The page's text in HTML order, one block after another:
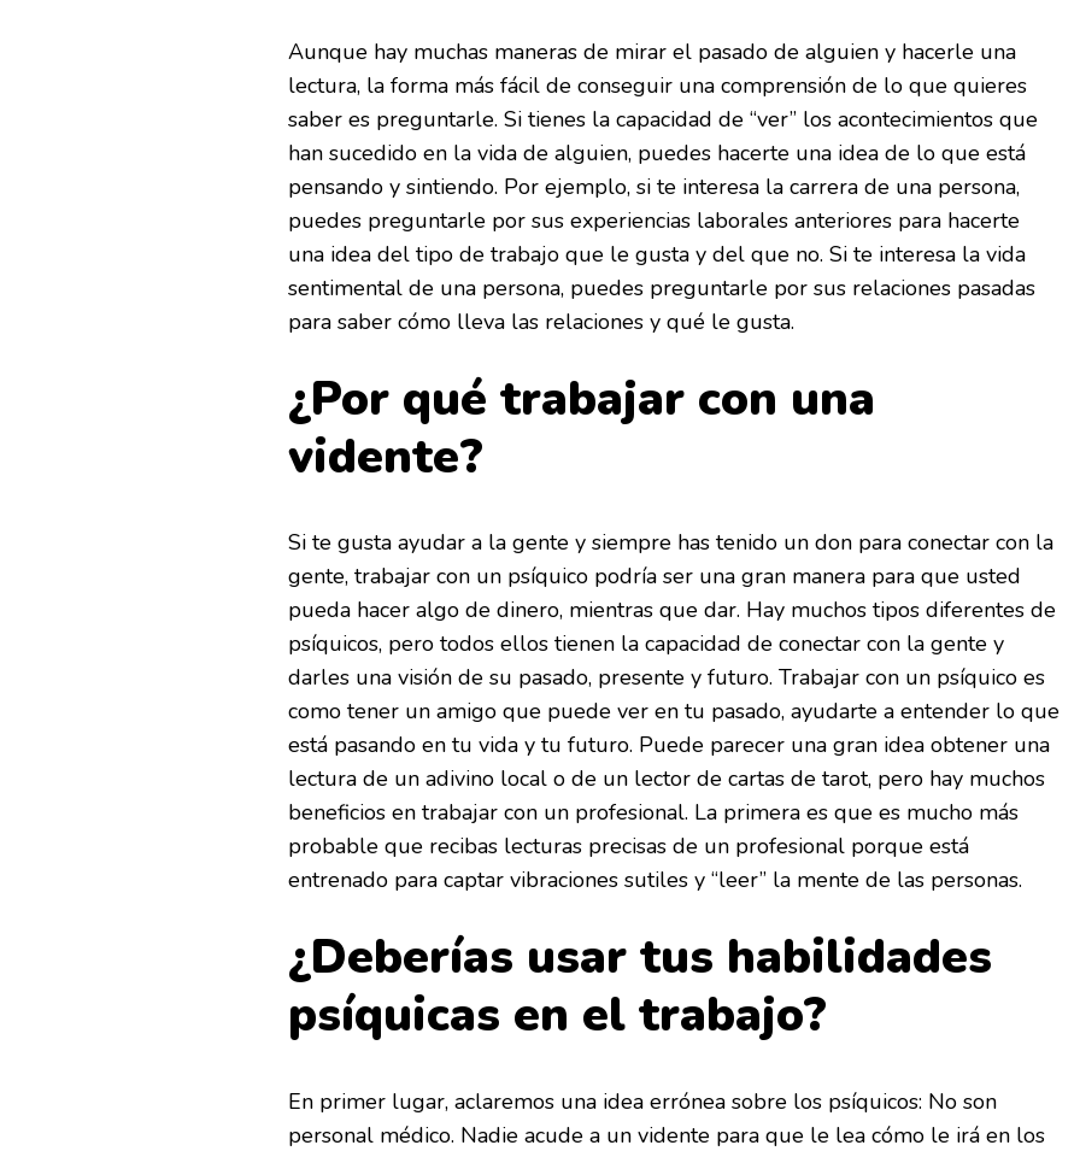
Aunque hay muchas maneras de mirar el pasado de alguien y hacerle una
lectura, la forma más fácil de conseguir una comprensión de lo que quieres
saber es preguntarle. Si tienes la capacidad de “ver” los acontecimientos que
han sucedido en la vida de alguien, puedes hacerte una idea de lo que está
pensando y sintiendo. Por ejemplo, si te interesa la carrera de una persona,
puedes preguntarle por sus experiencias laborales anteriores para hacerte
una idea del tipo de trabajo que le gusta y del que no. Si te interesa la vida
sentimental de una persona, puedes preguntarle por sus relaciones pasadas
para saber cómo lleva las relaciones y qué le gusta.
¿Por qué trabajar con una
vidente?
Si te gusta ayudar a la gente y siempre has tenido un don para conectar con la
gente, trabajar con un psíquico podría ser una gran manera para que usted
pueda hacer algo de dinero, mientras que dar. Hay muchos tipos diferentes de
psíquicos, pero todos ellos tienen la capacidad de conectar con la gente y
darles una visión de su pasado, presente y futuro. Trabajar con un psíquico es
como tener un amigo que puede ver en tu pasado, ayudarte a entender lo que
está pasando en tu vida y tu futuro. Puede parecer una gran idea obtener una
lectura de un adivino local o de un lector de cartas de tarot, pero hay muchos
beneficios en trabajar con un profesional. La primera es que es mucho más
probable que recibas lecturas precisas de un profesional porque está
entrenado para captar vibraciones sutiles y “leer” la mente de las personas.
¿Deberías usar tus habilidades
psíquicas en el trabajo?
En primer lugar, aclaremos una idea errónea sobre los psíquicos: No son
personal médico. Nadie acude a un vidente para que le lea cómo le irá en los